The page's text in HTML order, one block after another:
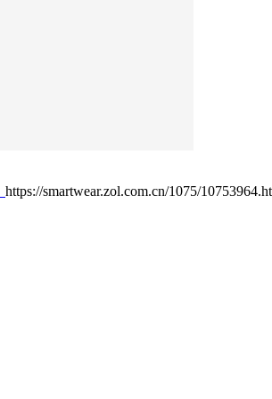
https://smartwear.zol.com.cn/1075/